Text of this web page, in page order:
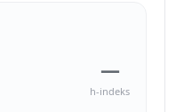
—
h-indeks